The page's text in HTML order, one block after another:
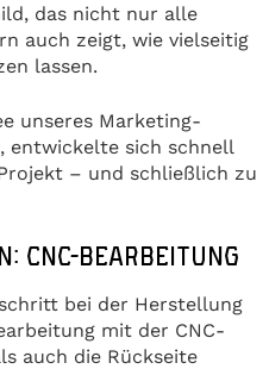
das nicht nur alle
auch zeigt, wie vielseitig
lassen.
unseres Marketing-
entwickelte sich schnell
– und schließlich zu
CNC-BEARBEITUNG
bei der Herstellung
mit der CNC-
auch die Rückseite